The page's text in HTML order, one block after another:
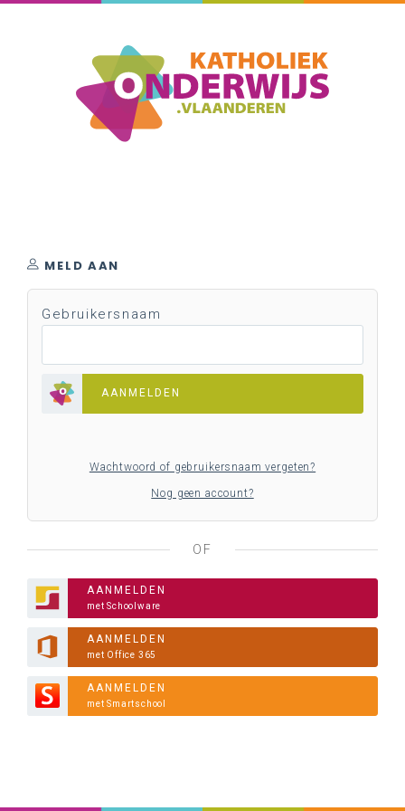
MELD AAN
Gebruikersnaam
AANMELDEN
Wachtwoord of gebruikersnaam vergeten?
Nog geen account?
OF
AANMELDEN
met Schoolware
AANMELDEN
met Office 365
AANMELDEN
met Smartschool